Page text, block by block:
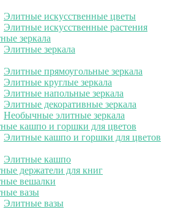
Элитные искусственные цветы
Элитные искусственные растения
зеркала
Элитные зеркала
Элитные прямоугольные зеркала
Элитные круглые зеркала
Элитные напольные зеркала
Элитные декоративные зеркала
Необычные элитные зеркала
кашпо и горшки для цветов
Элитные кашпо и горшки для цветов
Элитные кашпо
держатели для книг
вешалки
вазы
Элитные вазы